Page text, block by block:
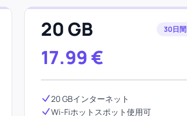
20 GB 30日間
17.99 €
20 GBインターネット
Wi-Fiホットスポット使用可